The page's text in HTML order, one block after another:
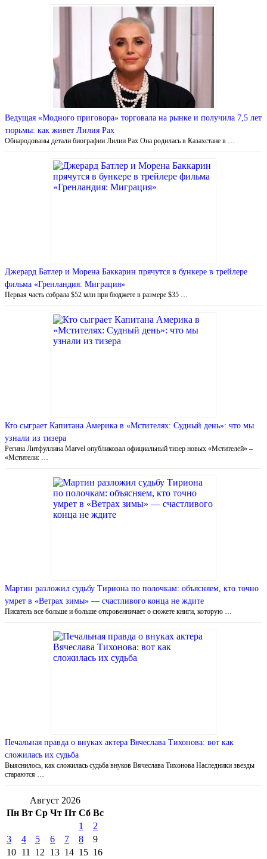
Ведущая «Модного приговора» торговала на рынке и получила 7,5 лет
тюрьмы: как живет Лилия Рах
Обнародованы детали биографии Лилии Рах Она родилась в Казахстане в …
Джерард Батлер и Морена Баккарин прячутся в бункере в трейлере
фильма «Гренландия: Миграция»
Первая часть собрала $52 млн при бюджете в размере $35 …
Кто сыграет Капитана Америка в «Мстителях: Cудный день»: что мы
узнали из тизера
Регина Литфуллина Marvel опубликовал официальный тизер новых «Мстителей» –
«Мстители: …
Мартин разложил судьбу Тириона по полочкам: объясняем, кто точно
умрет в «Ветрах зимы» — счастливого конца не ждите
Писатель все больше и больше откровенничает о сюжете книги, которую …
Печальная правда о внуках актера Вячеслава Тихонова: вот как
сложилась их судьба
Выяснилось, как сложилась судьба внуков Вячеслава Тихонова Наследники звезды
стараются …
Август 2026
Пн Вт Ср Чт Пт Сб Вс
1
2
3
4 5 6 7 8
9
10 11 12 13 14 15 16